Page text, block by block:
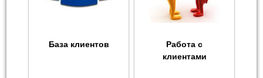
База клиентов
Работа с
клиентами